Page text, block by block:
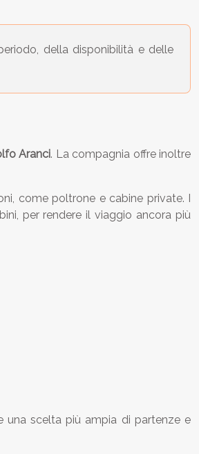
della disponibilità e delle
Aranci. La compagnia offre inoltre
come poltrone e cabine private. I
per rendere il viaggio ancora più
una scelta più ampia di partenze e